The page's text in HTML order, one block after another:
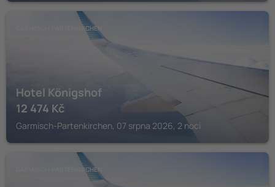
GARMISCH-PARTENKIRCHEN
Hotel Königshof
12 474 Kč
Garmisch-Partenkirchen, 07 srpna 2026, 2 noci
GARMISCH-PARTENKIRCHEN